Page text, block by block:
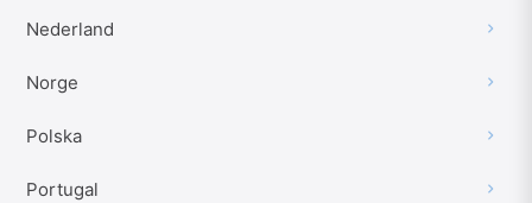
Nederland
Norge
Polska
Portugal